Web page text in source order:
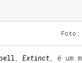
Foto:
, Extinct, é um